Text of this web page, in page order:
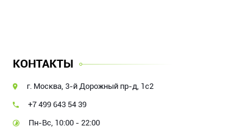
КОНТАКТЫ
г. Москва, 3-й Дорожный пр-д, 1с2
+7 499 643 54 39
Пн-Вс, 10:00 - 22:00